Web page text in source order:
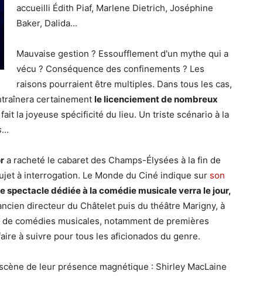
accueilli Édith Piaf, Marlene Dietrich, Joséphine
Baker, Dalida...
Mauvaise gestion ? Essoufflement d'un mythe qui a
vécu ? Conséquence des confinements ? Les
raisons pourraient être multiples. Dans tous les cas,
certainement le licenciement de nombreux
la joyeuse spécificité du lieu. Un triste scénario à la
...
a racheté le cabaret des Champs-Élysées à la fin de
à interrogation. Le Monde du Ciné indique sur son
spectacle dédiée à la comédie musicale verra le jour,
directeur du Châtelet puis du théâtre Marigny, à
comédies musicales, notamment de premières
à suivre pour tous les aficionados du genre.
de leur présence magnétique : Shirley MacLaine